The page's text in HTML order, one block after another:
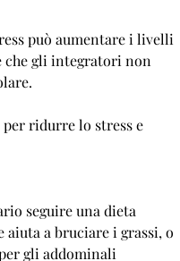
può aumentare i livelli
che gli integratori non
ridurre lo stress e
seguire una dieta
a bruciare i grassi, o
gli addominali